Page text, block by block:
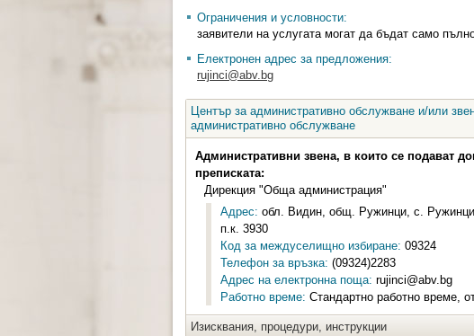
Ограничения и условности:
заявители на услугата могат да бъдат само
Електронен адрес за предложения:
rujinci@abv.bg
Център за административно обслужване и/или
административно обслужване
Административни звена, в които се подават
преписката:
Дирекция "Обща администрация"
Адрес: обл. Видин, общ. Ружинци, с.
п.к. 3930
Код за междуселищно избиране: 09324
Телефон за връзка: (09324)2283
Адрес на електронна поща: rujinci@abv.bg
Работно време: Стандартно работно време,
Изисквания, процедури, инструкции